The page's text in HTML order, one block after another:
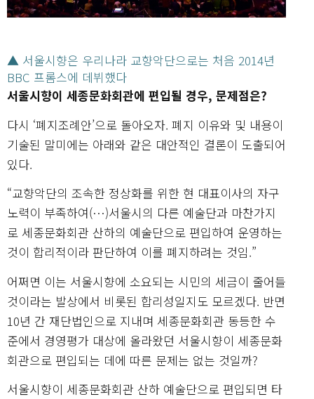
▲ 서울시향은 우리나라 교향악단으로는 처음 2014년
BBC 프롬스에 데뷔했다
서울시향이 세종문화회관에 편입될 경우, 문제점은?
다시 ‘폐지조례안’으로 돌아오자. 폐지 이유와 및 내용이
기술된 말미에는 아래와 같은 대안적인 결론이 도출되어
있다.
“교향악단의 조속한 정상화를 위한 현 대표이사의 자구
노력이 부족하여(…)서울시의 다른 예술단과 마찬가지
로 세종문화회관 산하의 예술단으로 편입하여 운영하는
것이 합리적이라 판단하여 이를 폐지하려는 것임.”
어쩌면 이는 서울시향에 소요되는 시민의 세금이 줄어들
것이라는 발상에서 비롯된 합리성일지도 모르겠다. 반면
10년 간 재단법인으로 지내며 세종문화회관 동등한 수
준에서 경영평가 대상에 올라왔던 서울시향이 세종문화
회관으로 편입되는 데에 따른 문제는 없는 것일까?
서울시향이 세종문화회관 산하 예술단으로 편입되면 타